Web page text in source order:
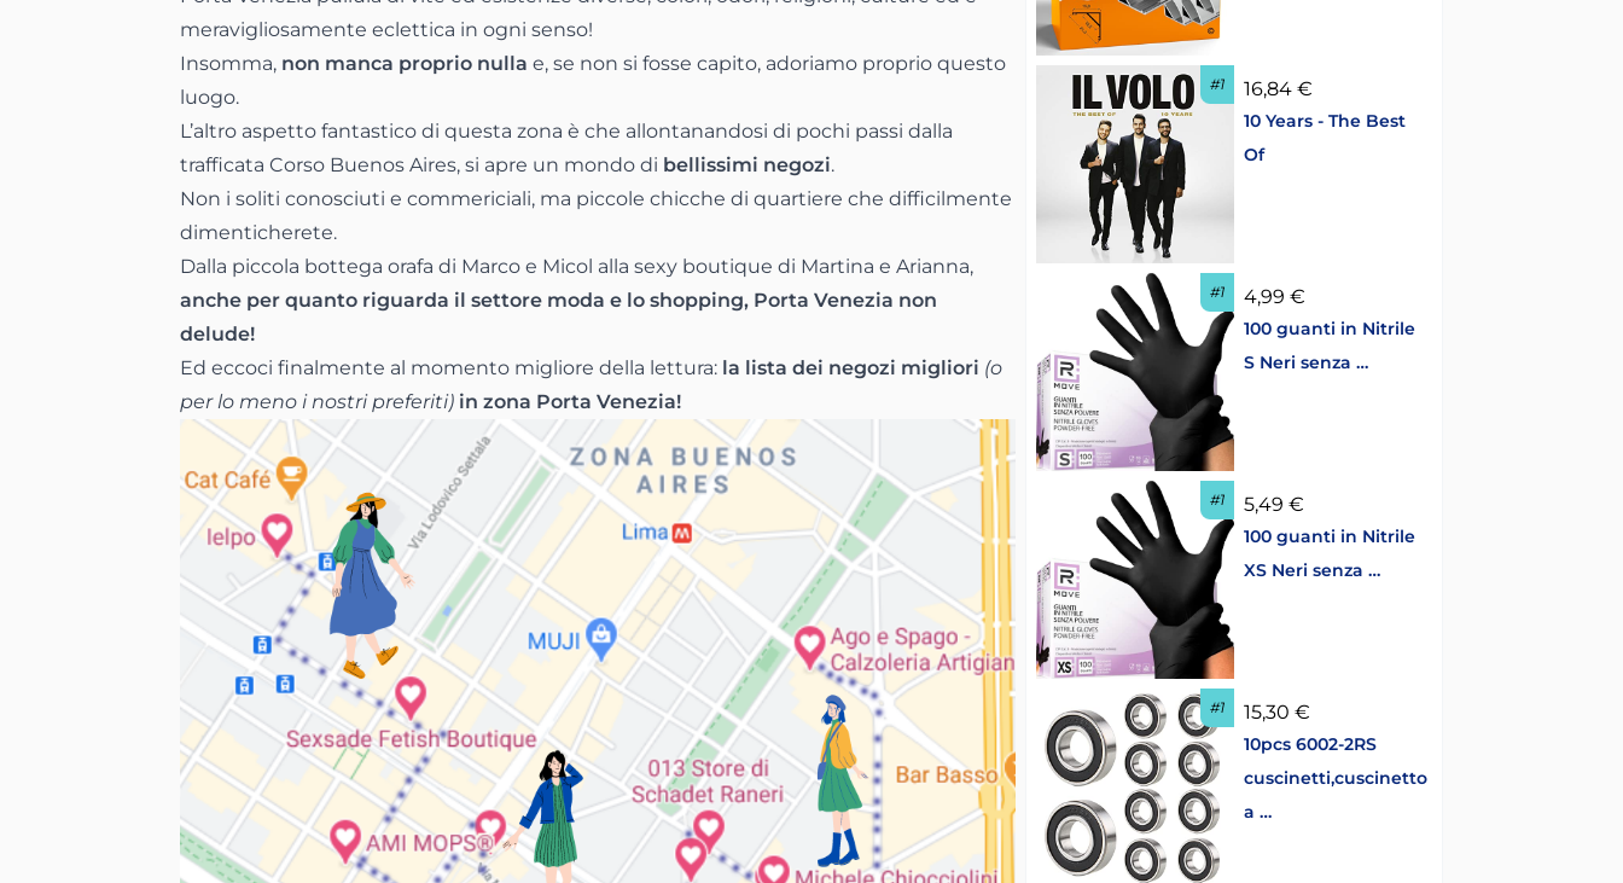
meravigliosamente eclettica in ogni senso!
Insomma, non manca proprio nulla e, se non si fosse capito, adoriamo proprio questo
luogo.
L’altro aspetto fantastico di questa zona è che allontanandosi di pochi passi dalla
trafficata Corso Buenos Aires, si apre un mondo di bellissimi negozi.
Non i soliti conosciuti e commericiali, ma piccole chicche di quartiere che difficilmente
dimenticherete.
Dalla piccola bottega orafa di Marco e Micol alla sexy boutique di Martina e Arianna,
anche per quanto riguarda il settore moda e lo shopping, Porta Venezia non
delude!
Ed eccoci finalmente al momento migliore della lettura: la lista dei negozi migliori (o
per lo meno i nostri preferiti) in zona Porta Venezia!
#1 16,84 €
10 Years - The Best
Of
#1 4,99 €
100 guanti in Nitrile
S Neri senza …
#1 5,49 €
100 guanti in Nitrile
XS Neri senza …
#1 15,30 €
10pcs 6002-2RS
cuscinetti,cuscinetto
a …